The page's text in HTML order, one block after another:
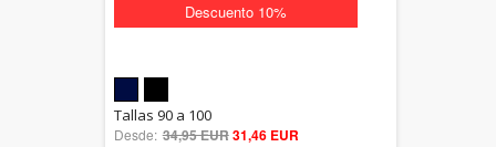
Descuento 10%
5.00
out of 5
Tallas 90 a 100
Desde: 34,95 EUR31,46 EUR